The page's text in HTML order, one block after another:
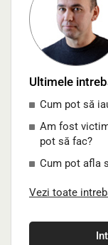
Ultimele
Cum pot să
Am fost
pot să fac?
Cum pot afla
Vezi toate